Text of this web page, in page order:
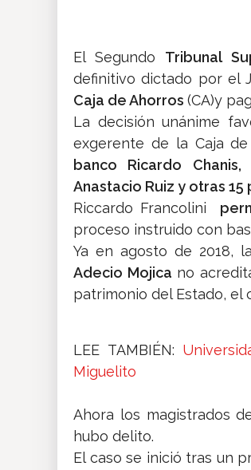
El Segundo Tribunal
definitivo dictado por el
Caja de Ahorros (CA)y
La decisión unánime
exgerente de la Caja
banco Ricardo
Anastacio Ruiz y otras 15
Riccardo Francolini
proceso instruido con
Ya en agosto de 2018,
Adecio Mojica no
patrimonio del Estado, el
LEE TAMBIÉN:
Miguelito
Ahora los magistrados
hubo delito.
El caso se inició tras un